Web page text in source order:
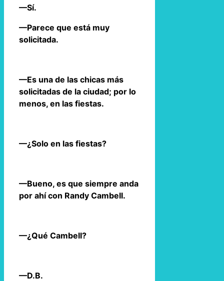
—Sí.
—Parece que está muy
solicitada.
—Es una de las chicas más
solicitadas de la ciudad; por lo
menos, en las fiestas.
—¿Solo en las fiestas?
—Bueno, es que siempre anda
por ahí con Randy Cambell.
—¿Qué Cambell?
—D.B.